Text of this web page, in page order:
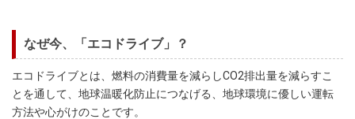
なぜ今、「エコドライブ」？
エコドライブとは、燃料の消費量を減らしCO2排出量を減らすこ
とを通して、地球温暖化防止につなげる、地球環境に優しい運転
方法や心がけのことです。